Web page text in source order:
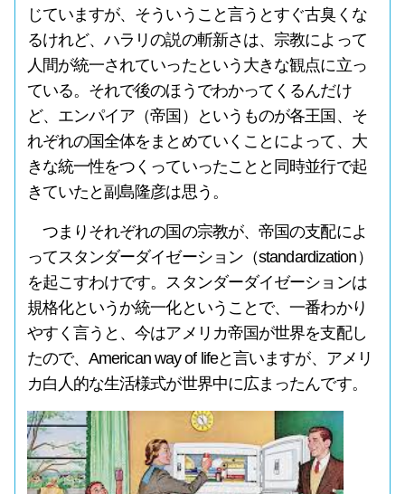
じていますが、そういうこと言うとすぐ古臭くな
るけれど、ハラリの説の斬新さは、宗教によって
人間が統一されていったという大きな観点に立っ
ている。それで後のほうでわかってくるんだけ
ど、エンパイア（帝国）というものが各王国、そ
れぞれの国全体をまとめていくことによって、大
きな統一性をつくっていったことと同時並行で起
きていたと副島隆彦は思う。
つまりそれぞれの国の宗教が、帝国の支配によ
ってスタンダーダイゼーション（standardization）
を起こすわけです。スタンダーダイゼーションは
規格化というか統一化ということで、一番わかり
やすく言うと、今はアメリカ帝国が世界を支配し
たので、American way of lifeと言いますが、アメリ
カ白人的な生活様式が世界中に広まったんです。